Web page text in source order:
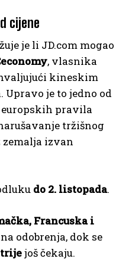
cijene
je li JD.com mogao
, vlasnika
kineskim
je to jedno od
pravila
tržišnog
izvan
do 2. listopada.
Francuska i
odobrenja, dok se
još čekaju.